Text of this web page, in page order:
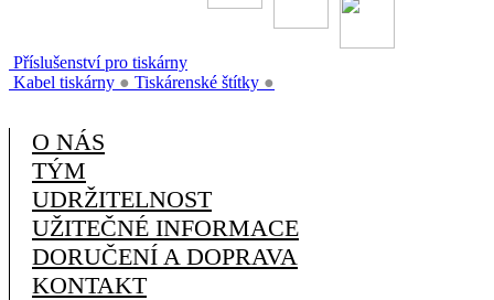
Příslušenství pro tiskárny
Kabel tiskárny ● Tiskárenské štítky ●
O NÁS
TÝM
UDRŽITELNOST
UŽITEČNÉ INFORMACE
DORUČENÍ A DOPRAVA
KONTAKT